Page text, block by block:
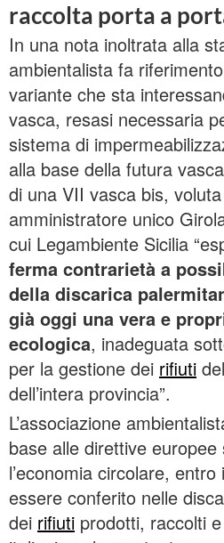
raccolta porta a
In una nota inoltrata alla
ambientalista fa
variante che sta
vasca, resasi necessaria
sistema di
alla base della futura
di una VII vasca bis,
amministratore unico
cui Legambiente Sicilia
ferma contrarietà a
della discarica
già oggi una vera e
ecologica, inadeguata
per la gestione dei rifiuti
dell’intera provincia”.
L’associazione
base alle direttive europee
l’economia circolare,
essere conferito nelle
dei rifiuti prodotti, raccolti